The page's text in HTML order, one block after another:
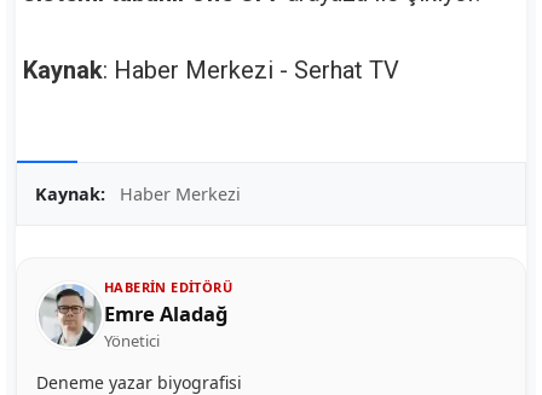
Kaynak: Haber Merkezi - Serhat TV
Kaynak: Haber Merkezi
HABERIN EDITÖRÜ
Emre Aladağ
Yönetici
Deneme yazar biyografisi